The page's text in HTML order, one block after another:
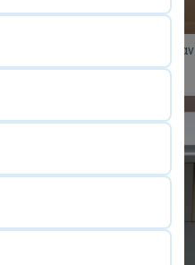
Κομοδίνα μασίφ οξιάς
2, μπεζ καφέ με συρτάρι